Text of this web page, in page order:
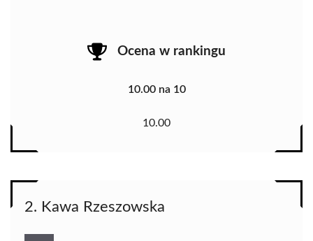
Ocena w rankingu
10.00 na 10
10.00
2. Kawa Rzeszowska